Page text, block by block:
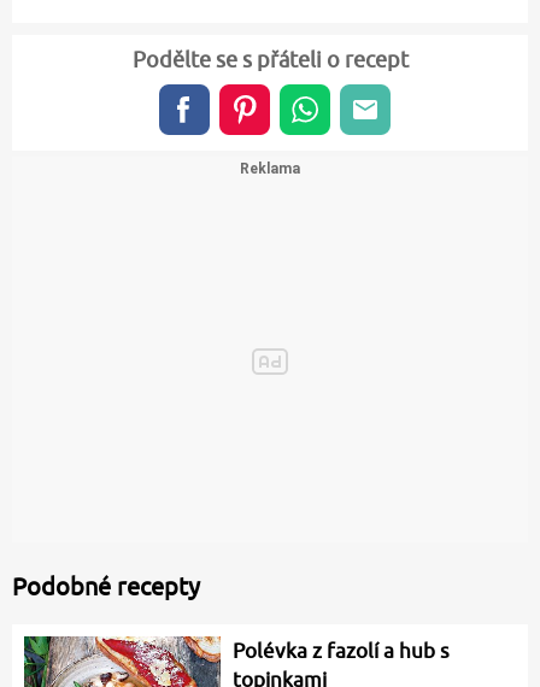
Podělte se s přáteli o recept
Podobné recepty
Polévka z fazolí a hub s
topinkami